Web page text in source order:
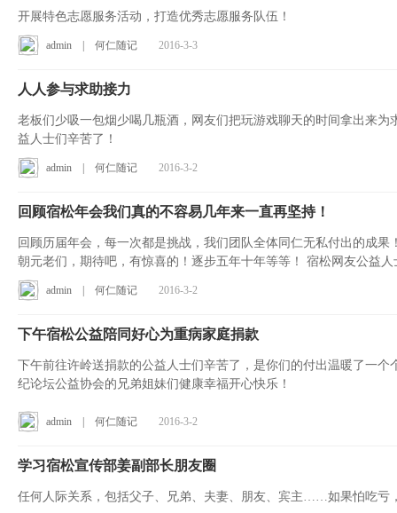
开展特色志愿服务活动，打造优秀志愿服务队伍！
admin 何仁随记 2016-3-3
人人参与求助接力
老板们少吸一包烟少喝几瓶酒，网友们把玩游戏聊天的时间拿出来
益人士们辛苦了！
admin 何仁随记 2016-3-2
回顾宿松年会我们真的不容易几年来一直再坚持！
回顾历届年会，每一次都是挑战，我们团队全体同仁无私付出的成
朝元老们，期待吧，有惊
admin 何仁随记 2016-3-2
下午宿松公益陪同好心为重病家庭捐款
下午前往许岭送捐款的公益人士们辛苦了，是你们的付出温暖了一
纪论坛公益协会的兄弟姐妹们健康幸福开心快乐！
admin 何仁随记 2016-3-2
学习宿松宣传部姜副部长朋友圈
任何人际关系，包括父子、兄弟、夫妻、朋友、宾主……如果怕吃亏